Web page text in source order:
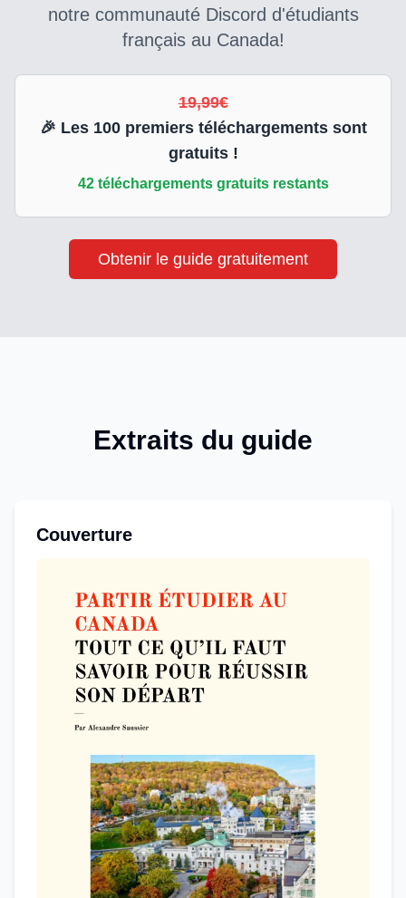
notre communauté Discord d'étudiants
français au Canada!
19,99€
🎉 Les 100premiers téléchargements sont
gratuits !
42 téléchargements gratuits restants
Obtenir le guide gratuitement
Extraits du guide
Couverture